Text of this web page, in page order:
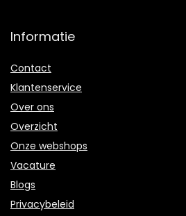
Informatie
Contact
Klantenservice
Over ons
Overzicht
Onze webshops
Vacature
Blogs
Privacybeleid